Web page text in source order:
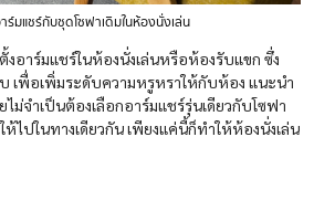
มแชร์กับชุดโซฟาเดิมในห้องนั่งเล่น
งอาร์มแชร์ในห้องนั่งเล่นหรือห้องรับแขก ซึ่ง
เพื่อเพิ่มระดับความหรูหราให้กับห้อง แนะนำ
ไม่จำเป็นต้องเลือกอาร์มแชร์รุ่นเดียวกับโซฟา
ไปในทางเดียวกัน เพียงแค่นี้ก็ทำให้ห้องนั่งเล่น